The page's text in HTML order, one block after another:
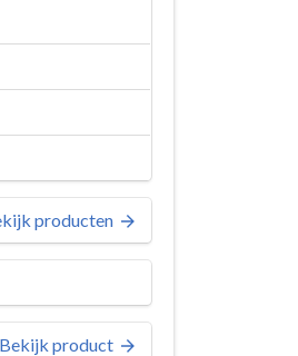
producten
Bekijk product